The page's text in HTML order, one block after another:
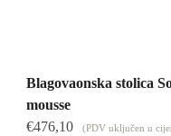
Blagovaonska stolica
mousse
€476,10 (PDV uključen u